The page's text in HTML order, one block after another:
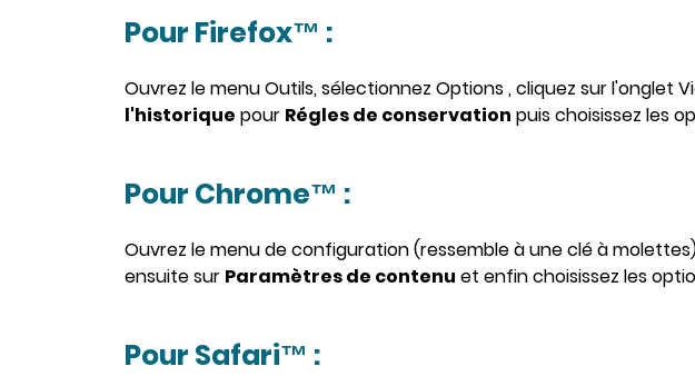
Pour Firefox™ :
Ouvrez le menu Outils, sélectionnez Options , cliquez sur l'onglet
l'historique pour Régles de conservation puis choisissez les
Pour Chrome™ :
Ouvrez le menu de configuration (ressemble à une clé à
ensuite sur Paramètres de contenu et enfin choisissez les
Pour Safari™ :